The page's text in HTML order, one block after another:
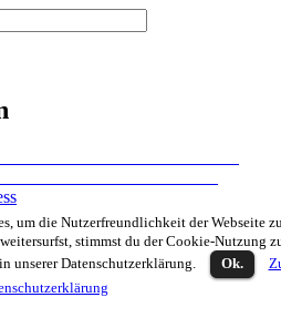
um die Nutzerfreundlichkeit der Webseite
stimmst du der Cookie-Nutzung
unserer Datenschutzerklärung.
Ok.